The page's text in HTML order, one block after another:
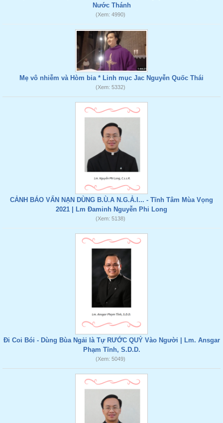
Nước Thánh
(Xem: 4990)
Mẹ vô nhiễm và Hòm bia * Linh mục Jac Nguyễn Quốc Thái
(Xem: 5332)
CẢNH BÁO VẤN NẠN DÙNG B.Ù.A N.G.Ả.I... - Tĩnh Tâm Mùa Vọng
2021 | Lm Đaminh Nguyễn Phi Long
(Xem: 5138)
Đi Coi Bói - Dùng Bùa Ngải là Tự RƯỚC QUỶ Vào Người | Lm. Ansgar
Phạm Tĩnh, S.D.D.
(Xem: 5049)